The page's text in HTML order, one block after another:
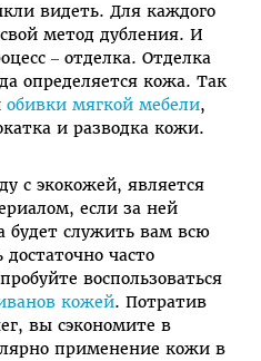
видеть. Для каждого
метод дубления. И
– отделка. Отделка
определяется кожа. Так
обивки мягкой мебели,
и разводка кожи.
с экокожей, является
если за ней
будет служить вам всю
часто
воспользоваться
кожей. Потратив
вы сэкономите в
применение кожи в